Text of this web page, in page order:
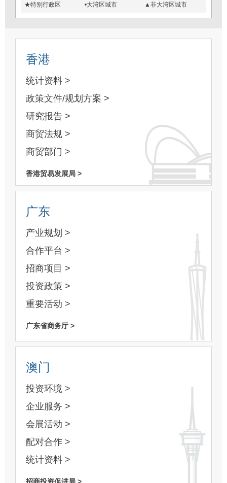
★特别行政区 •大湾区城市 ▲非大湾区城市
香港
统计资料 >
政策文件/规划方案 >
研究报告 >
商贸法规 >
商贸部门 >
香港贸易发展局 >
广东
产业规划 >
合作平台 >
招商项目 >
投资政策 >
重要活动 >
广东省商务厅 >
澳门
投资环境 >
企业服务 >
会展活动 >
配对合作 >
统计资料 >
招商投资促进局 >